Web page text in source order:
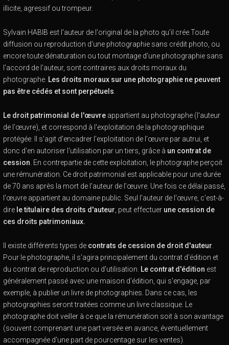
illicite, agressif ou trompeur.
Sylvain HABIB est l'auteur de l'original de la photo qu'il crée.Toute
diffusion ou reproduction d'une photographie sans crédit photo, ou
encore toute dénaturation ou tout montage d'une photographie sans
l'accord de l'auteur, sont contraires aux droits moraux du
photographe. Les droits moraux sur une photographie ne peuvent
pas être cédés et sont perpétuels
Le droit patrimonial de l'œuvre appartient au photographe (l'auteur
de l'œuvre), et correspond à l'exploitation de la photographique
protégée. Il s'agit d'encadrer l'exploitation de l'œuvre par autrui, et
donc d'en autoriser l'utilisation par un tiers, grâce à un contrat de
cession . En contrepartie de cette exploitation, le photographe perçoit
une rémunération. Ce droit patrimonial est applicable pour une durée
de 70 ans après la mort de l'auteur de l'œuvre. Une fois ce délai passé,
l'œuvre appartient au domaine public. Seul l'auteur de l'œuvre, c'est-à-
dire le titulaire des droits d'auteur , peut effectuer une cession de
ces droits patrimoniaux.
Il existe différents types de contrats de cession de droit d'auteur
Pour le photographe, il s'agira principalement du contrat d'édition et
du contrat de reproduction ou d'utilisation. Le contrat d'édition est
généralement passé avec une maison d'édition, qui s'engage, par
exemple, à publier un livre de photographies. Dans ce cas, les
photographies seront traitées comme un livre classique. Le
photographe doit veiller à ce que la rémunération soit à son avantage
(souvent comprenant une part versée en avance, éventuellement
accompagnée d'une part de pourcentage sur les ventes).